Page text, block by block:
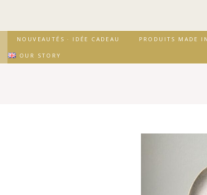
contenu
principalNOUVEAUTÉS · IDÉE CADEAU PRODUITS MADE
OUR STORY